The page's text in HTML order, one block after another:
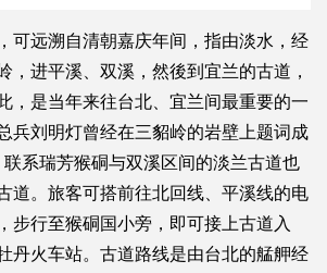
可远溯自清朝嘉庆年间，指由淡水，经
，进平溪、双溪，然後到宜兰的古道，
，是当年来往台北、宜兰间最重要的一
兵刘明灯曾经在三貂岭的岩壁上题词成
系瑞芳猴硐与双溪区间的淡兰古道也
道。旅客可搭前往北回线、平溪线的电
步行至猴硐国小旁，即可接上古道入
丹火车站。古道路线是由台北的艋舺经